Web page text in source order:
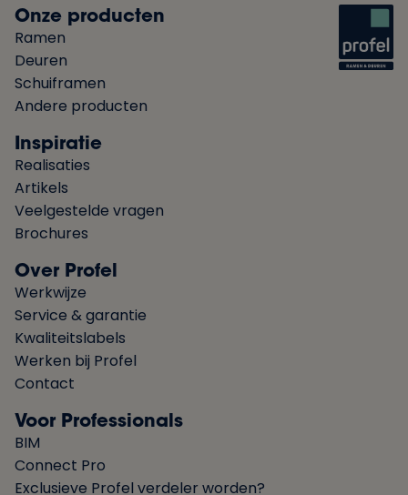
Onze producten
Ramen
Deuren
Schuiframen
Andere producten
Inspiratie
Realisaties
Artikels
Veelgestelde vragen
Brochures
Over Profel
Werkwijze
Service & garantie
Kwaliteitslabels
Werken bij Profel
Contact
Voor Professionals
BIM
Connect Pro
Exclusieve Profel verdeler worden?